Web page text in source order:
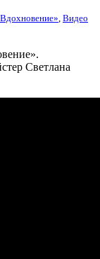
Видео
Светлана